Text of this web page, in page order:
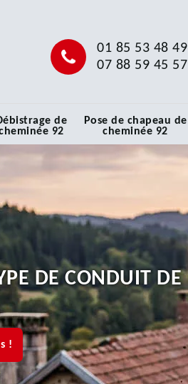
01 85 53 48 49
07 88 59 45 57
de
92
Pose de chapeau de
cheminée 92
DE CONDUIT DE
!